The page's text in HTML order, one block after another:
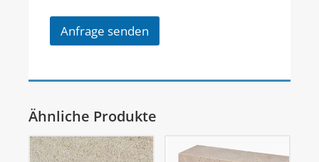
Anfrage senden
Ähnliche Produkte